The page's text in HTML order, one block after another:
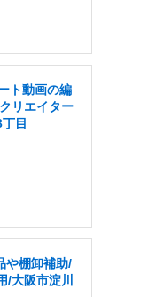
ト動画の編
リエイター
目
や棚卸補助/
/大阪市淀川